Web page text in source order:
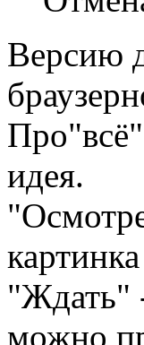
Версию
Про"всё"
идея.
"Ждать"
можно